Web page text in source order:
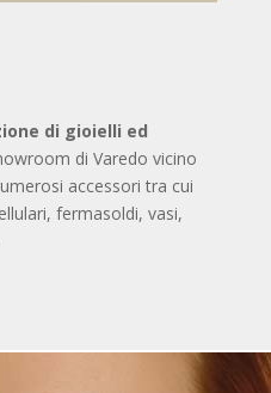
di gioielli ed
di Varedo vicino
accessori tra cui
fermasoldi, vasi,